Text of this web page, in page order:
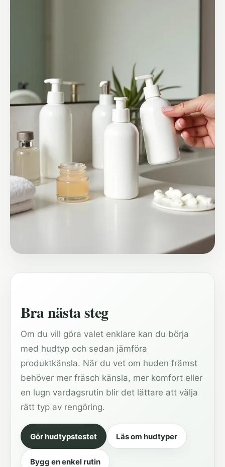
Bra nästa steg
Om du vill göra valet enklare kan du börja
med hudtyp och sedan jämföra
produktkänsla. När du vet om huden främst
behöver mer fräsch känsla, mer komfort eller
en lugn vardagsrutin blir det lättare att välja
rätt typ av rengöring.
Gör hudtypstestet Läs om hudtyper
Bygg en enkel rutin